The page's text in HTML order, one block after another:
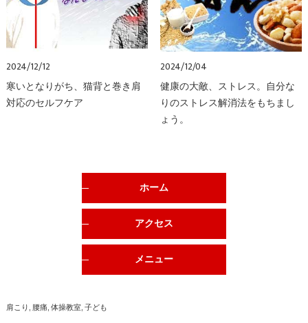
2024/12/12
寒いとなりがち、猫背と巻き肩
対応のセルフケア
2024/12/04
健康の大敵、ストレス。自分な
りのストレス解消法をもちまし
ょう。
ホーム
アクセス
メニュー
肩こり 腰痛 体操教室 子ども